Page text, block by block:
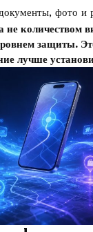
фото и
не количеством
защиты.
лучше